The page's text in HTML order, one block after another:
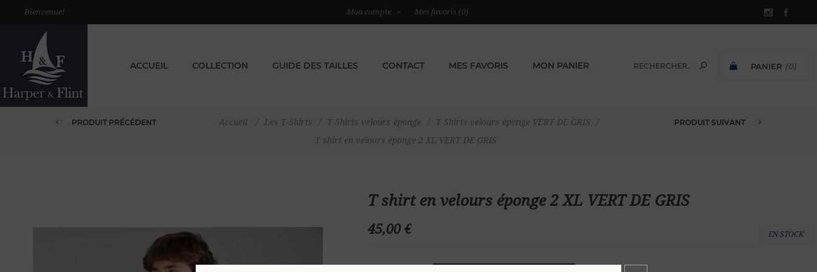
Bienvenue! Mon compte Mes favoris (0)
PANIER (0)
ACCUEIL COLLECTION GUIDE DES TAILLES CONTACT MES FAVORIS MON PANIER
Accueil / Les T-Shirts / T Shirts velours éponge / T Shirts velours éponge VERT DE GRIS
/
T shirt en velours éponge 2 XL VERT DE GRIS
PRODUIT PRÉCÉDENT PRODUIT SUIVANT
T shirt en velours éponge 2 XL VERT DE GRIS
45,00 € EN STOCK